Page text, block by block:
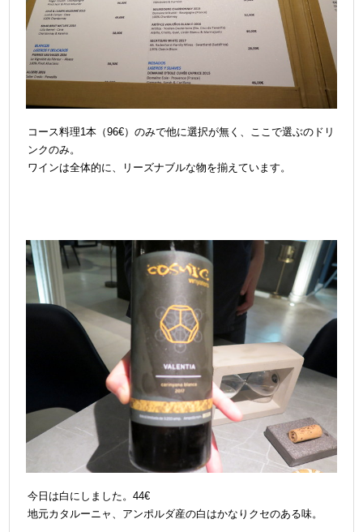
コース料理1本（96€）のみで他に選択が無く、ここで選ぶのドリ
ンクのみ。
ワインは全体的に、リーズナブルな物を揃えています。
今日は白にしました。44€
地元カタルーニャ、アンポルダ産の白はかなりクセのある味。